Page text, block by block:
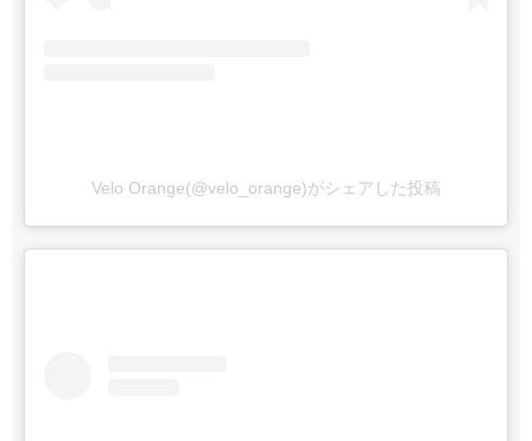
Velo Orange(@velo_orange)がシェアした投稿